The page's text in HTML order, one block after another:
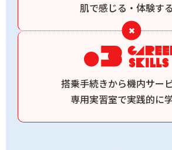
肌で感じる・体験する
搭乗手続きから機内サー
専用実習室で実践的に学